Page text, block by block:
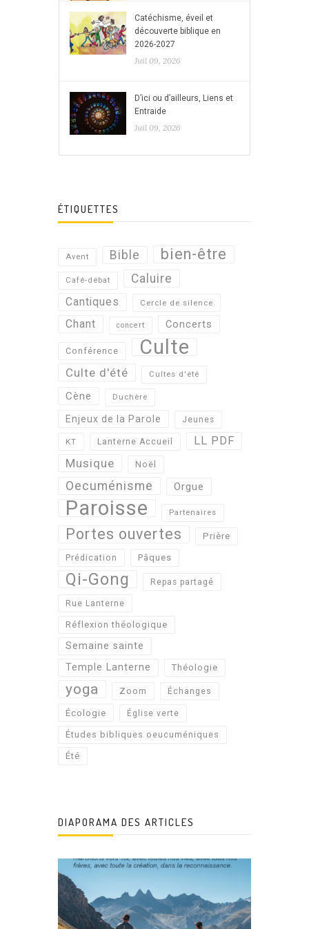
Catéchisme, éveil et
découverte biblique en
2026-2027
Juil 09, 2026
D’ici ou d’ailleurs, Liens et
Entraide
Juil 09, 2026
ÉTIQUETTES
Avent Bible bien-être
Café-débat Caluire
Cantiques Cercle de silence
Chant concert Concerts
Conférence Culte
Culte d'été Cultes d'été
Cène Duchère
Enjeux de la Parole Jeunes
KT Lanterne Accueil LL PDF
Musique Noël
Oecuménisme Orgue
Paroisse Partenaires
Portes ouvertes Prière
Prédication Pâques
Qi-Gong Repas partagé
Rue Lanterne
Réflexion théologique
Semaine sainte
Temple Lanterne
Théologie
yoga Zoom Échanges
Écologie Église verte
Études bibliques oeucuméniques
Été
DIAPORAMA DES ARTICLES